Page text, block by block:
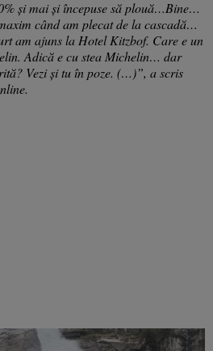
și mai și începuse să plouă…Bine…
când am plecat de la cascadă…
am ajuns la Hotel Kitzbof. Care e un
Adică e cu stea Michelin… dar
Vezi și tu în poze. (…)”, a scris